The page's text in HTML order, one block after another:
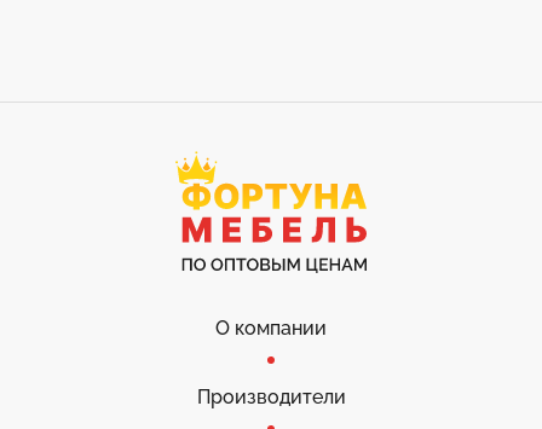
О компании
Производители